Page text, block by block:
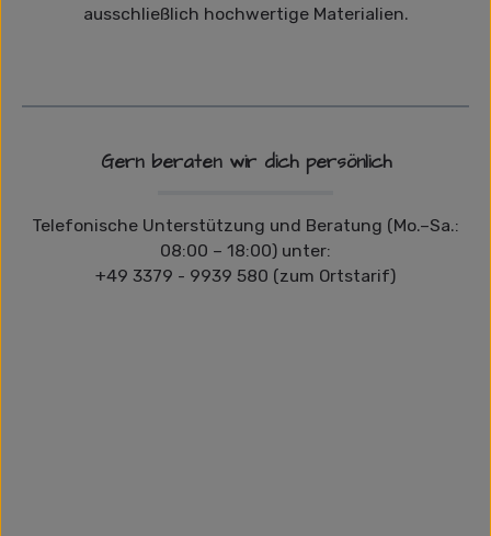
ausschließlich hochwertige Materialien.
Gern beraten wir dich persönlich
Telefonische Unterstützung und Beratung (Mo.–Sa.:
08:00 – 18:00) unter:
+49 3379 - 9939 580 (zum Ortstarif)